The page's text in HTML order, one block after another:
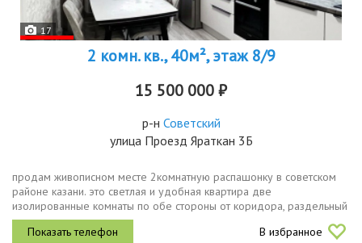
17
2 комн. кв., 40м², этаж 8/9
15 500 000 ₽
р-н Советский
улица Проезд Яраткан 3Б
продам живописном месте 2комнатную распашонку в советском
районе казани. это светлая и удобная квартира две
изолированные комнаты по обе стороны от коридора, раздельный
санузел, кухня. общая площадь 40кв.м, комнаты 14.1 кв.м и 11 кв.м,
кухня 10кв....
В избранное